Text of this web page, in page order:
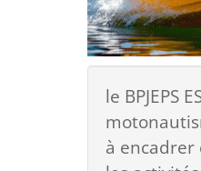
le BPJEPS
à encadrer